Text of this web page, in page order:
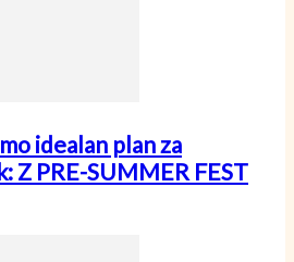
idealan plan za
Z PRE-SUMMER FEST